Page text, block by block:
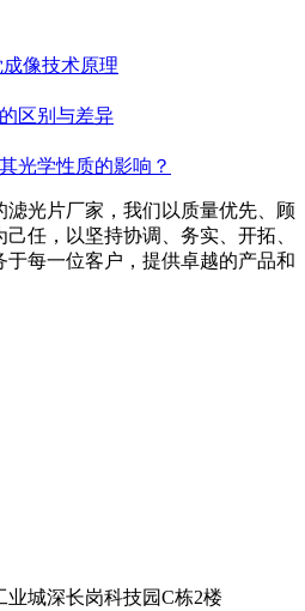
像技术原理
区别与差异
光学性质的影响？
光片厂家，我们以质量优先、顾
任，以坚持协调、务实、开拓、
每一位客户，提供卓越的产品和
城深长岗科技园C栋2楼